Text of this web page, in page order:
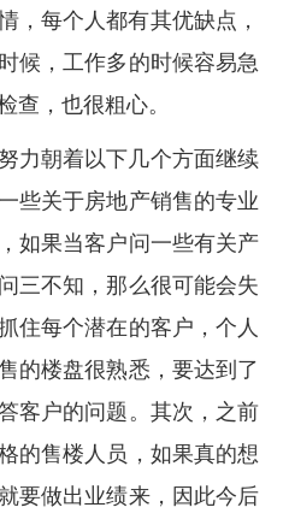
，每个人都有其优缺点，
候，工作多的时候容易急
查，也很粗心。
力朝着以下几个方面继续
些关于房地产销售的专业
如果当客户问一些有关产
三不知，那么很可能会失
住每个潜在的客户，个人
的楼盘很熟悉，要达到了
客户的问题。其次，之前
的售楼人员，如果真的想
要做出业绩来，因此今后